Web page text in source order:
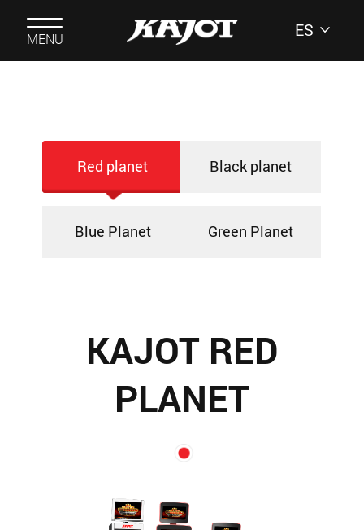
MENU ES
Red planet Black planet
Blue Planet Green Planet
KAJOT RED
PLANET